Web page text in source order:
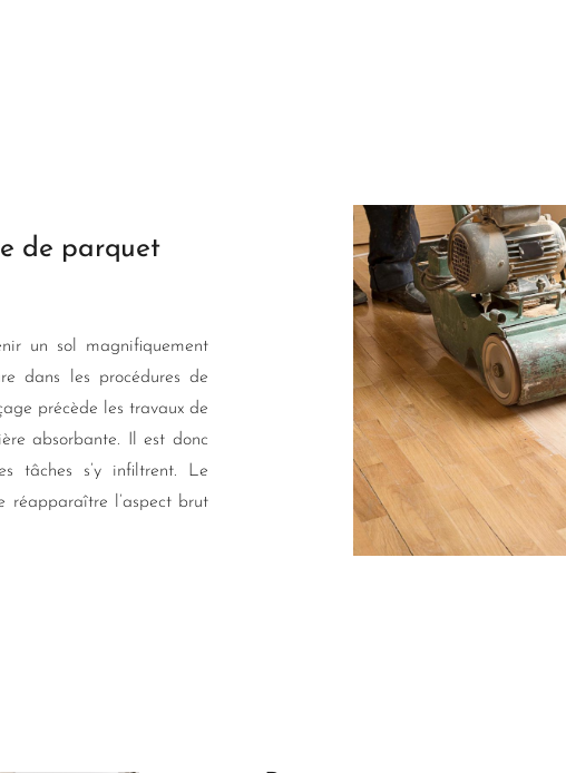
de parquet
un sol magnifiquement
dans les procédures de
précède les travaux de
absorbante. Il est donc
tâches s’y infiltrent. Le
réapparaître l’aspect brut